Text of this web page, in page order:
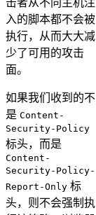
入的脚本都不会被
执行，从而大大减
少了可用的攻击
面。
如果我们收到的不
是 Content-
Security-Policy
标头，而是
Content-
Security-Policy-
Report-Only 标
头，则不会强制执